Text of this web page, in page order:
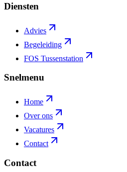
Diensten
Advies
Begeleiding
FOS Tussenstation
Snelmenu
Home
Over ons
Vacatures
Contact
Contact